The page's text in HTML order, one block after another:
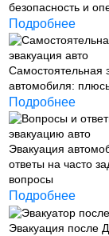
безопасность и
Подробнее
Самостоятельная
автомобиля:
Подробнее
Эвакуация
ответы на часто
вопросы
Подробнее
Эвакуация после